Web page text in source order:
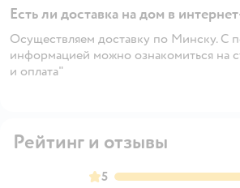
Есть ли доставка на дом в
Осуществляем доставку по Минску. С
информацией можно ознакомиться на
и оплата"
Рейтинг и отзывы
5